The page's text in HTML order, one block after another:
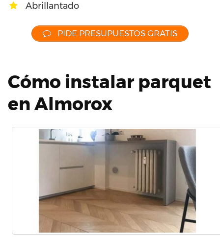
Abrillantado
PIDE PRESUPUESTOS GRATIS
Cómo instalar parquet
en Almorox